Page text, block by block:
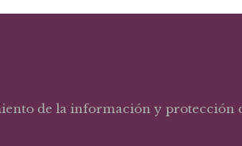
de la información y protección